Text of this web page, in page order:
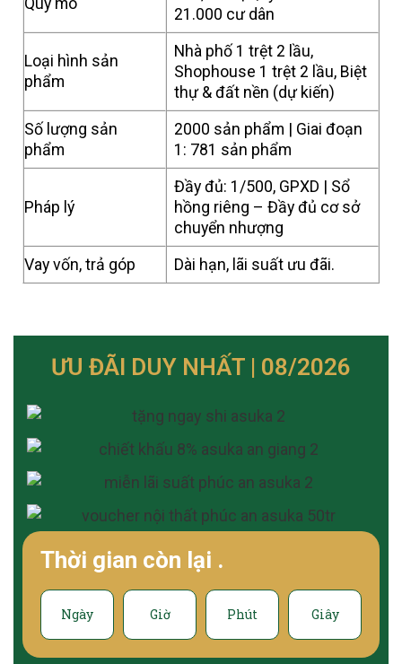
21.000 cư dân
Loại hình sản
phẩm
Nhà phố 1 trệt 2 lầu,
Shophouse 1 trệt 2 lầu, Biệt
thự & đất nền (dự kiến)
Số lượng sản
phẩm
2000 sản phẩm | Giai đoạn
1: 781 sản phẩm
Pháp lý
Đầy đủ: 1/500, GPXD | Sổ
hồng riêng – Đầy đủ cơ sở
chuyển nhượng
Vay vốn, trả góp
Dài hạn, lãi suất ưu đãi.
ƯU ĐÃI DUY NHẤT | 08/2026
Thời gian còn lại .
Ngày Giờ Phút Giây